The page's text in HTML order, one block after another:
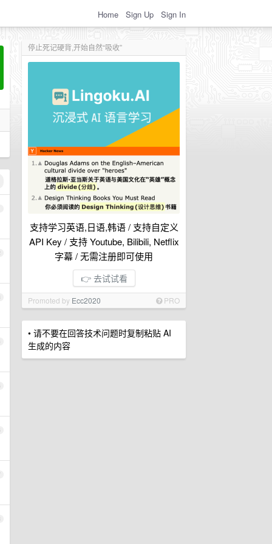
Home Sign Up Sign In
停止死记硬背,开始自然“吸收”
支持学习英语,日语,韩语 / 支持自定义
API Key / 支持 Youtube, Bilibili, Netflix
字幕 / 无需注册即可使用
👉 去试试看
Promoted by Ecc2020 PRO
• 请不要在回答技术问题时复制粘贴 AI
生成的内容